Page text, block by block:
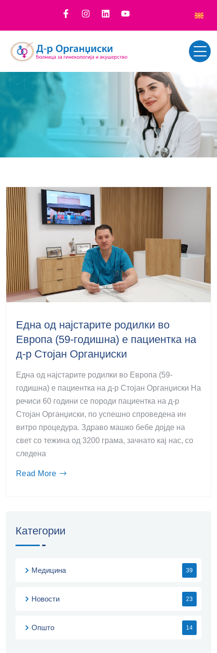
Една од најстарите родилки во
Европа (59-годишна) е пациентка на
д-р Стојан Органџиски
Една од најстарите родилки во Европа (59-
годишна) е пациентка на д-р Стојан Органџиски На
речиси 60 години се породи пациентка на д-р
Стојан Органџиски, по успешно спроведена ин
витро процедура. Здраво машко бебе дојде на
свет со тежина од 3200 грама, зачнато кај нас, со
следена
Read More
Категории
Медицина 39
Новости 23
Општо 14